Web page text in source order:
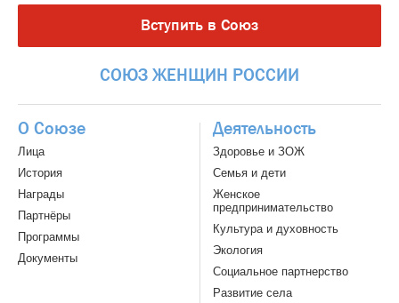
Вступить в Союз
СОЮЗ ЖЕНЩИН РОССИИ
О Союзе
Лица
История
Награды
Партнёры
Программы
Документы
Деятельность
Здоровье и ЗОЖ
Семья и дети
Женское
предпринимательство
Культура и духовность
Экология
Социальное партнерство
Развитие села